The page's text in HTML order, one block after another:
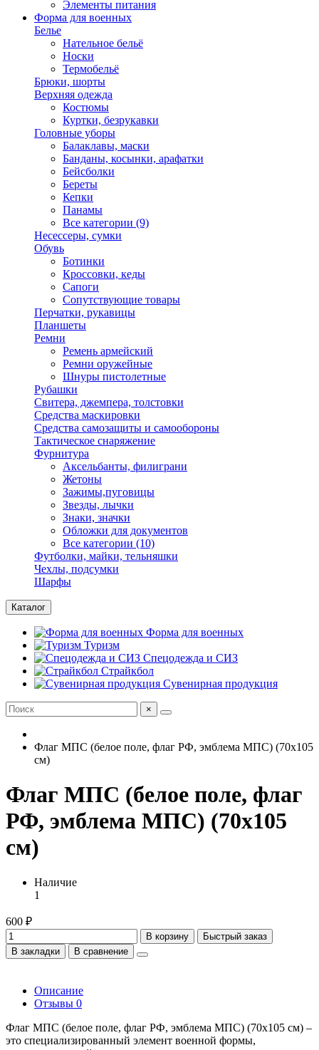
Элементы питания
Форма для военных
Белье
Нательное бельё
Носки
Термобельё
Брюки, шорты
Верхняя одежда
Костюмы
Куртки, безрукавки
Головные уборы
Балаклавы, маски
Банданы, косынки, арафатки
Бейсболки
Береты
Кепки
Панамы
Все категории (9)
Несессеры, сумки
Обувь
Ботинки
Кроссовки, кеды
Сапоги
Сопутствующие товары
Перчатки, рукавицы
Планшеты
Ремни
Ремень армейский
Ремни оружейные
Шнуры пистолетные
Рубашки
Свитера, джемпера, толстовки
Средства маскировки
Средства самозащиты и самообороны
Тактическое снаряжение
Фурнитура
Аксельбанты, филиграни
Жетоны
Зажимы,пуговицы
Звезды, лычки
Знаки, значки
Обложки для документов
Все категории (10)
Футболки, майки, тельняшки
Чехлы, подсумки
Шарфы
Каталог
Форма для военных
Туризм
Спецодежда и СИЗ
Страйкбол
Сувенирная продукция
×
Флаг МПС (белое поле, флаг РФ, эмблема МПС) (70х105
см)
Флаг МПС (белое поле, флаг
РФ, эмблема МПС) (70х105
см)
Наличие
1
600 ₽
В корзину
Быстрый заказ
В закладки
В сравнение
Описание
Отзывы 0
Флаг МПС (белое поле, флаг РФ, эмблема МПС) (70х105 см) –
это специализированный элемент военной формы,